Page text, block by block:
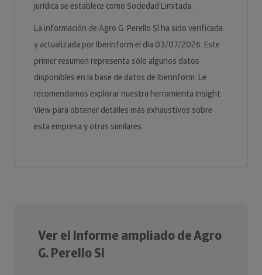
jurídica se establece como Sociedad Limitada.
La información de Agro G. Perello Sl ha sido verificada
y actualizada por Iberinform el día 03/07/2026. Este
primer resumen representa sólo algunos datos
disponibles en la base de datos de Iberinform. Le
recomendamos explorar nuestra herramienta Insight
View para obtener detalles más exhaustivos sobre
esta empresa y otras similares.
Ver el Informe ampliado de Agro
G. Perello Sl